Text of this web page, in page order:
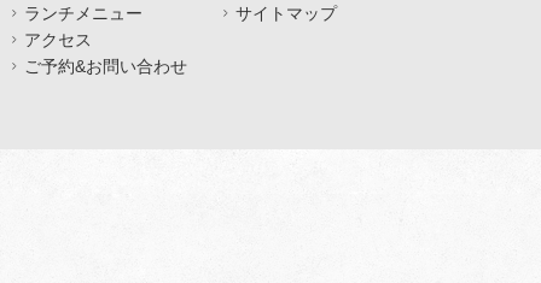
ランチメニュー
アクセス
ご予約&お問い合わせ
サイトマップ